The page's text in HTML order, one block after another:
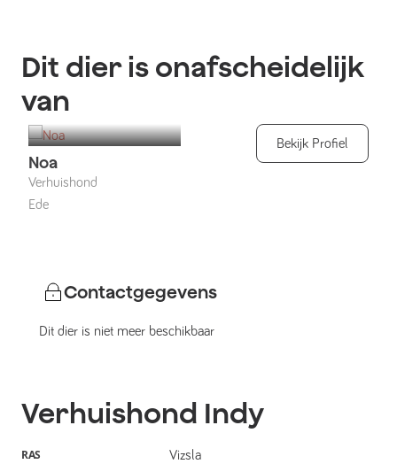
Dit dier is onafscheidelijk
van
Noa
Verhuishond
Ede
Bekijk Profiel
Contactgegevens
Dit dier is niet meer beschikbaar
Verhuishond Indy
RAS Vizsla